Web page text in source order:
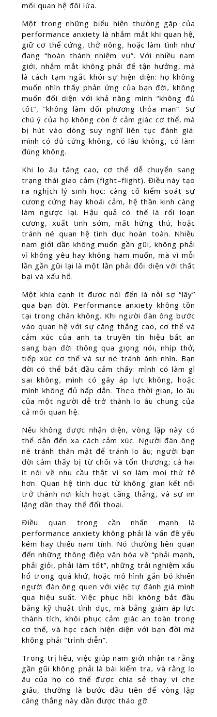
mối quan hệ đôi lứa.
Một trong những biểu hiện thường gặp của
performance anxiety là nhắm mắt khi quan hệ,
giữ cơ thể cứng, thở nông, hoặc làm tình như
đang “hoàn thành nhiệm vụ”. Với nhiều nam
giới, nhắm mắt không phải để tận hưởng, mà
là cách tạm ngắt khỏi sự hiện diện: họ không
muốn nhìn thấy phản ứng của bạn đời, không
muốn đối diện với khả năng mình “không đủ
tốt”, “không làm đối phương thỏa mãn”. Sự
chú ý của họ không còn ở cảm giác cơ thể, mà
bị hút vào dòng suy nghĩ liên tục đánh giá:
mình có đủ cứng không, có lâu không, có làm
đúng không.
Khi lo âu tăng cao, cơ thể dễ chuyển sang
trạng thái giao cảm (fight–flight). Điều này tạo
ra nghịch lý sinh học: càng cố kiểm soát sự
cương cứng hay khoái cảm, hệ thần kinh càng
làm ngược lại. Hậu quả có thể là rối loạn
cương, xuất tinh sớm, mất hứng thú, hoặc
tránh né quan hệ tình dục hoàn toàn. Nhiều
nam giới dần không muốn gần gũi, không phải
vì không yêu hay không ham muốn, mà vì mỗi
lần gần gũi lại là một lần phải đối diện với thất
bại và xấu hổ.
Một khía cạnh ít được nói đến là nỗi sợ “lây”
qua bạn đời. Performance anxiety không tồn
tại trong chân không. Khi người đàn ông bước
vào quan hệ với sự căng thẳng cao, cơ thể và
cảm xúc của anh ta truyền tín hiệu bất an
sang bạn đời thông qua giọng nói, nhịp thở,
tiếp xúc cơ thể và sự né tránh ánh nhìn. Bạn
đời có thể bắt đầu cảm thấy: mình có làm gì
sai không, mình có gây áp lực không, hoặc
mình không đủ hấp dẫn. Theo thời gian, lo âu
của một người dễ trở thành lo âu chung của
cả mối quan hệ.
Nếu không được nhận diện, vòng lặp này có
thể dẫn đến xa cách cảm xúc. Người đàn ông
né tránh thân mật để tránh lo âu; người bạn
đời cảm thấy bị từ chối và tổn thương; cả hai
ít nói về nhu cầu thật vì sợ làm mọi thứ tệ
hơn. Quan hệ tình dục từ không gian kết nối
trở thành nơi kích hoạt căng thẳng, và sự im
lặng dần thay thế đối thoại.
Điều quan trọng cần nhấn mạnh là
performance anxiety không phải là vấn đề yếu
kém hay thiếu nam tính. Nó thường liên quan
đến những thông điệp văn hóa về “phải mạnh,
phải giỏi, phải làm tốt”, những trải nghiệm xấu
hổ trong quá khứ, hoặc mô hình gắn bó khiến
người đàn ông quen với việc tự đánh giá mình
qua hiệu suất. Việc phục hồi không bắt đầu
bằng kỹ thuật tình dục, mà bằng giảm áp lực
thành tích, khôi phục cảm giác an toàn trong
cơ thể, và học cách hiện diện với bạn đời mà
không phải “trình diễn”.
Trong trị liệu, việc giúp nam giới nhận ra rằng
gần gũi không phải là bài kiểm tra, và rằng lo
âu của họ có thể được chia sẻ thay vì che
giấu, thường là bước đầu tiên để vòng lặp
căng thẳng này dần được tháo gỡ.